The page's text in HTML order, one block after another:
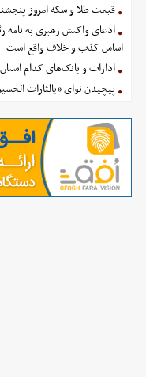
قیمت طلا و سکه امروز پنجشنبه 15 مرداد 1405+
ادعای واکنش رهبری به
اساس کذب و خلاف واقع است
ادارات و بانک‌های کدام استان‌ها فردا 14 مرداد
پیچیدن نوای «یالثارات